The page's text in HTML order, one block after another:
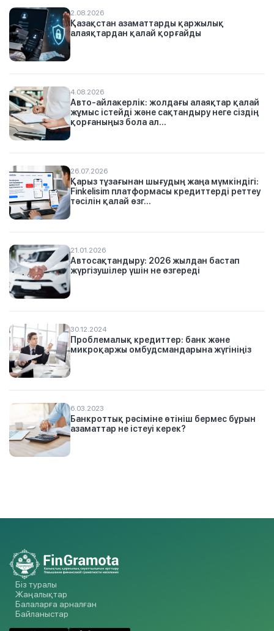
2.08.2026
Қазақстан азаматтарды қаржылық
алаяқтардан қалай қорғайды
4.08.2026
Авто-айлакерлік: жолдағы алаяқтар қалай
жұмыс істейді және сақтандыру неге сіздің
қорғаныңыз бола ал...
26.07.2026
Қарыз тұзағынан шығудың жаңа мүмкіндігі:
Finkelisim платформасы кредиттерді реттеу
тәсілін қалай өзг...
21.01.2026
Автосақтандыру: 2026 жылдан бастап
жүргізушілер үшін не өзгереді
30.12.2024
Проблемалық кредиттер: банк және
микроқаржы омбудсмандарына жүгініңіз
6.03.2023
Банкроттық рәсіміне өтініш бермес бұрын
азаматтар не істеуі керек?
Біз туралы
Жаңалықтар
Балаларға арналған
Байланыстар